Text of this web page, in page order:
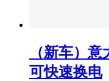
（新车）
可快速换电